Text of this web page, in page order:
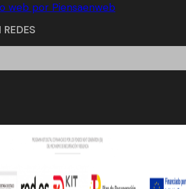
web por Piensaenweb